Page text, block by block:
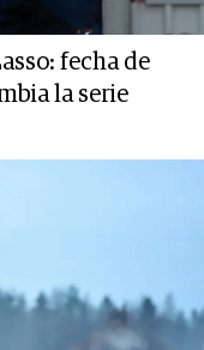
fecha de
la serie